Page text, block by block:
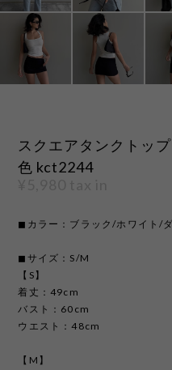
スクエアタンクトッ
色 kct2244
◼︎カラー：ブラック/ホワイト/
◼︎サイズ：S/M
【S】
着丈：49cm
バスト：60cm
ウエスト：48cm
【M】